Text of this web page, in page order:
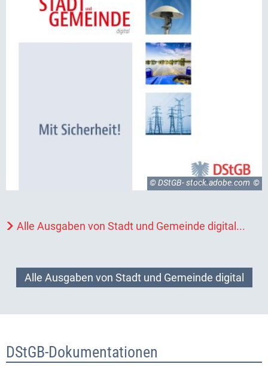
© DStGB- stock.adobe.com
Alle Ausgaben von Stadt und Gemeinde digital...
Alle Ausgaben von Stadt und Gemeinde digital
DStGB-Dokumentationen